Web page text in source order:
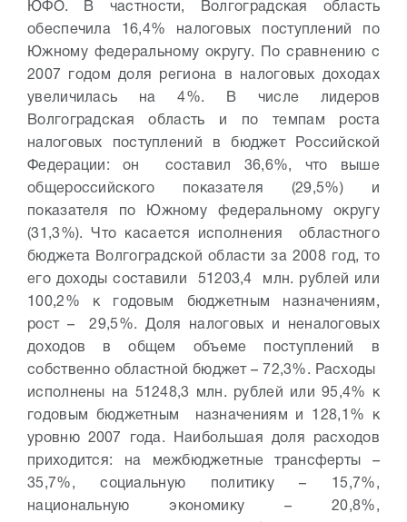
ЮФО. В частности, Волгоградская область
обеспечила 16,4% налоговых поступлений по
Южному федеральному округу. По сравнению с
2007 годом доля региона в налоговых доходах
увеличилась на 4%. В числе лидеров
Волгоградская область и по темпам роста
налоговых поступлений в бюджет Российской
Федерации: он составил 36,6%, что выше
общероссийского показателя (29,5%) и
показателя по Южному федеральному округу
(31,3%).Что касается исполнения областного
бюджета Волгоградской области за 2008 год, то
его доходы составили 51203,4 млн. рублей или
100,2% к годовым бюджетным назначениям,
рост – 29,5%. Доля налоговых и неналоговых
доходов в общем объеме поступлений в
собственно областной бюджет – 72,3%. Расходы
исполнены на 51248,3 млн. рублей или 95,4% к
годовым бюджетным назначениям и 128,1% к
уровню 2007 года. Наибольшая доля расходов
приходится: на межбюджетные трансферты –
35,7%, социальную политику – 15,7%,
национальную экономику – 20,8%,